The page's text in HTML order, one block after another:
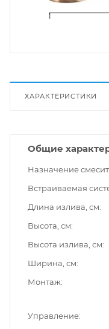
ХАРАКТЕРИСТИКИ
Общие
Назначение
Встраиваемая
Длина излива, см
Высота, см
Высота излива, см
Ширина, см
Монтаж
Управление